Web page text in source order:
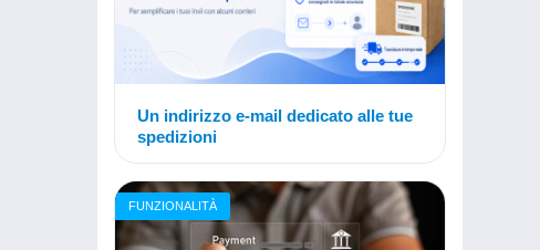
Un indirizzo e-mail dedicato alle tue
spedizioni
FUNZIONALITÀ